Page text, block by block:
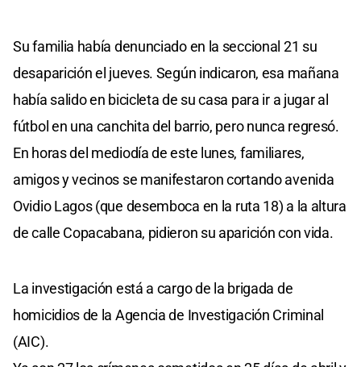
Su familia había denunciado en la seccional 21 su
desaparición el jueves. Según indicaron, esa mañana
había salido en bicicleta de su casa para ir a jugar al
fútbol en una canchita del barrio, pero nunca regresó.
En horas del mediodía de este lunes, familiares,
amigos y vecinos se manifestaron cortando avenida
Ovidio Lagos (que desemboca en la ruta 18) a la altura
de calle Copacabana, pidieron su aparición con vida.
La investigación está a cargo de la brigada de
homicidios de la Agencia de Investigación Criminal
(AIC).